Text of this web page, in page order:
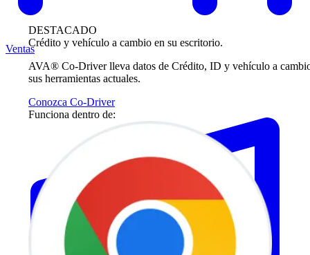
DESTACADO
Crédito y vehículo a cambio en su escritorio.
AVA® Co-Driver lleva datos de Crédito, ID y vehículo a
sus herramientas actuales.
Conozca Co-Driver
Funciona dentro de:
Ventas